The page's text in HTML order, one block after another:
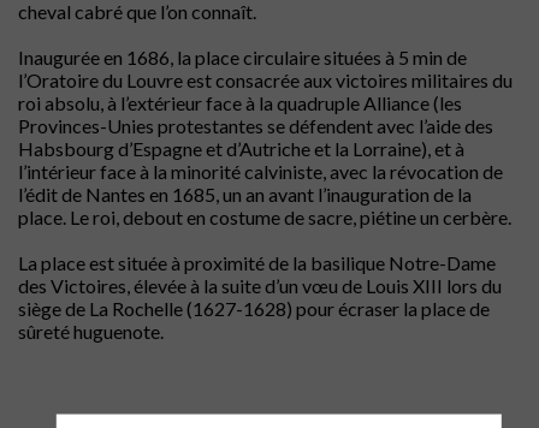
cheval cabré que l’on connaît.
Inaugurée en 1686, la place circulaire situées à 5 min de
l’Oratoire du Louvre est consacrée aux victoires militaires du
roi absolu, à l’extérieur face à la quadruple Alliance (les
Provinces-Unies protestantes se défendent avec l’aide des
Habsbourg d’Espagne et d’Autriche et la Lorraine), et à
l’intérieur face à la minorité calviniste, avec la révocation de
l’édit de Nantes en 1685, un an avant l’inauguration de la
place. Le roi, debout en costume de sacre, piétine un cerbère.
La place est située à proximité de la basilique Notre-Dame
des Victoires, élevée à la suite d’un vœu de Louis XIII lors du
siège de La Rochelle (1627-1628) pour écraser la place de
sûreté huguenote.